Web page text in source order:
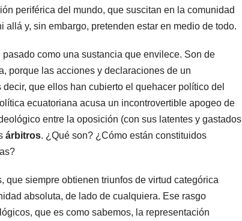
periférica del mundo, que suscitan en la comunidad
y, sin embargo, pretenden estar en medio de todo.
como una sustancia que envilece. Son de
porque las acciones y declaraciones de un
que ellos han cubierto el quehacer político del
ecuatoriana acusa un incontrovertible apogeo de
entre la oposición (con sus latentes y gastados
árbitros. ¿Qué son? ¿Cómo están constituidos
siempre obtienen triunfos de virtud categórica
absoluta, de lado de cualquiera. Ese rasgo
que es como sabemos, la representación